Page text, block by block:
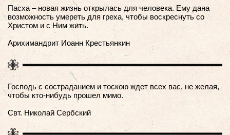
Пасха – новая жизнь открылась для человека. Ему дана
возможность умереть для греха, чтобы воскреснуть со
Христом и с Ним жить.
Арихимандрит Иоанн Крестьянкин
Господь с состраданием и тоскою ждет всех вас, не желая,
чтобы кто-нибудь прошел мимо.
Свт. Николай Сербский